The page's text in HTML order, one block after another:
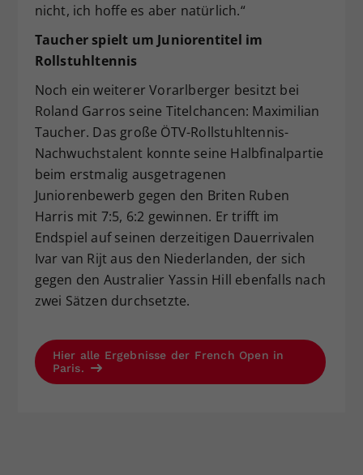
nicht, ich hoffe es aber natürlich.“
Taucher spielt um Juniorentitel im
Rollstuhltennis
Noch ein weiterer Vorarlberger besitzt bei
Roland Garros seine Titelchancen: Maximilian
Taucher. Das große ÖTV-Rollstuhltennis-
Nachwuchstalent konnte seine Halbfinalpartie
beim erstmalig ausgetragenen
Juniorenbewerb gegen den Briten Ruben
Harris mit 7:5, 6:2 gewinnen. Er trifft im
Endspiel auf seinen derzeitigen Dauerrivalen
Ivar van Rijt aus den Niederlanden, der sich
gegen den Australier Yassin Hill ebenfalls nach
zwei Sätzen durchsetzte.
Hier alle Ergebnisse der French Open in
Paris.